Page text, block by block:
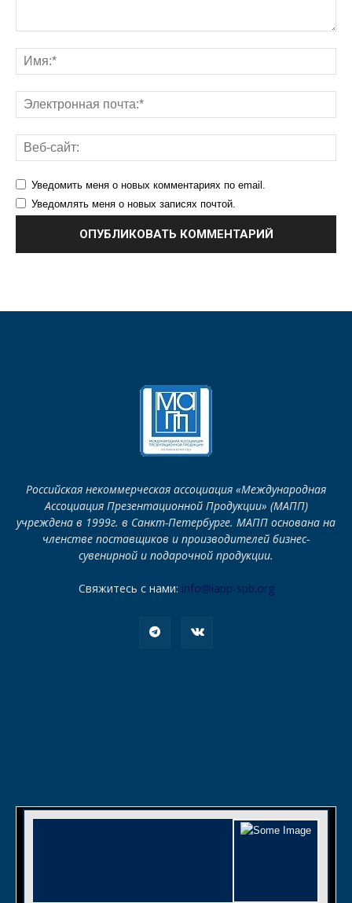
Уведомить меня о новых комментариях по email.
Уведомлять меня о новых записях почтой.
Российская некоммерческая ассоциация «Международная
Ассоциация Презентационной Продукции» (МАПП)
учреждена в 1999г. в Санкт-Петербурге. МАПП основана на
членстве поставщиков и производителей бизнес-
сувенирной и подарочной продукции.
Свяжитесь с нами: info@iapp-spb.org